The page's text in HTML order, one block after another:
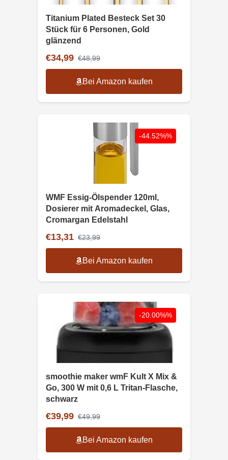
Titanium Plated Besteck Set 30
Stück für 6 Personen, Gold
glänzend
€34,99 €48,99
Bei Amazon kaufen
-44.52%%
WMF Essig-Ölspender 120ml,
Dosierer mit Aromadeckel, Glas,
Cromargan Edelstahl
€13,31 €23,99
Bei Amazon kaufen
-20.00%%
smoothie maker wmF Kult X Mix &
Go, 300 W mit 0,6 L Tritan-Flasche,
schwarz
€39,99 €49,99
Bei Amazon kaufen